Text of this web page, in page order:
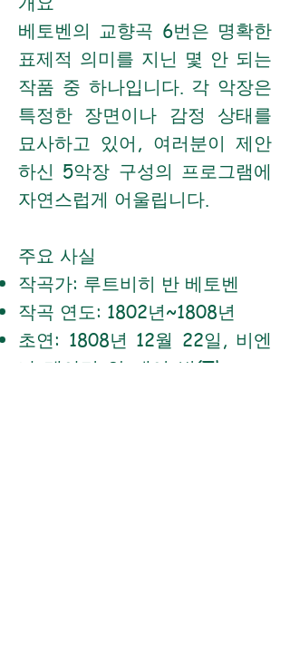
베토벤의 교향곡 6번은 명확한
표제적 의미를 지닌 몇 안 되는
작품 중 하나입니다. 각 악장은
특정한 장면이나 감정 상태를
묘사하고 있어, 여러분이 제안
하신 5악장 구성의 프로그램에
자연스럽게 어울립니다.
주요 사실
작곡가: 루트비히 반 베토벤
작곡 연도: 1802년~1808년
초연: 1808년 12월 22일, 비엔
나 테아터 안 데어 빈(Theater